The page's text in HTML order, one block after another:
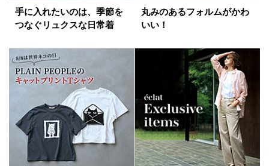
手に入れたいのは、季節を
つなぐリュクスな日常着
丸みのあるフォルムがかわ
いい！